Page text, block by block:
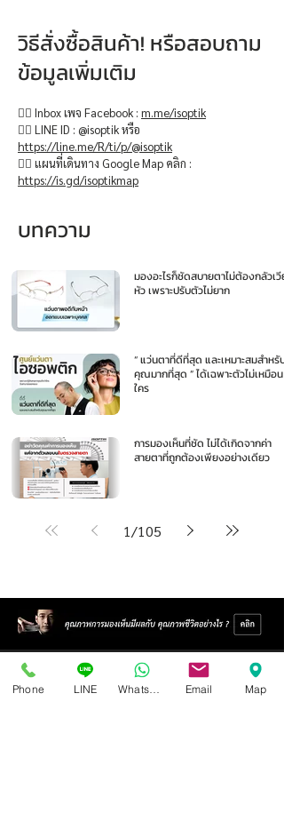
วิธีสั่งซื้อสินค้า! หรือสอบถาม
ข้อมูลเพิ่มเติม
👉🏻 Inbox เพจ Facebook : m.me/isoptik
👉🏻 LINE ID : @isoptik หรือ
https://line.me/R/ti/p/@isoptik
👉🏻 แผนที่เดินทาง Google Map คลิก :
https://is.gd/isoptikmap
บทความ
มองอะไรก็ชัดสบายตาไม่ต้องกลัวเวีย
หัว เพราะปรับตัวไม่ยาก
“ แว่นตาที่ดีที่สุด และเหมาะสมสำหรับ
คุณมากที่สุด ” ได้เฉพาะตัวไม่เหมือน
ใคร
การมองเห็นที่ชัด ไม่ได้เกิดจากค่า
สายตาที่ถูกต้องเพียงอย่างเดียว
1/105
Phone LINE Email Map